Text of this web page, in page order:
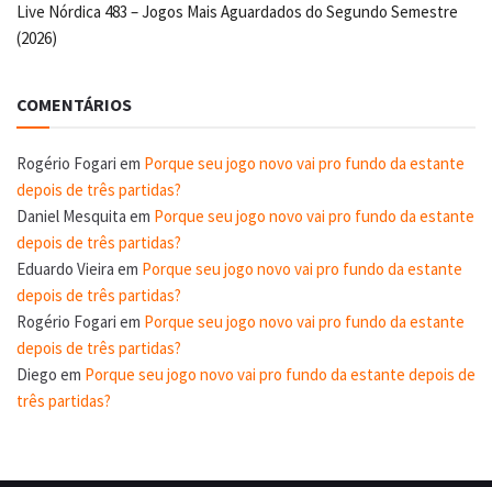
Live Nórdica 483 – Jogos Mais Aguardados do Segundo Semestre
(2026)
COMENTÁRIOS
Rogério Fogari em Porque seu jogo novo vai pro fundo da estante
depois de três partidas?
Daniel Mesquita em Porque seu jogo novo vai pro fundo da estante
depois de três partidas?
Eduardo Vieira em Porque seu jogo novo vai pro fundo da estante
depois de três partidas?
Rogério Fogari em Porque seu jogo novo vai pro fundo da estante
depois de três partidas?
Diego em Porque seu jogo novo vai pro fundo da estante depois de
três partidas?